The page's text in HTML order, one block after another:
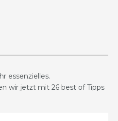
essenzielles.
wir jetzt mit 26 best of Tipps